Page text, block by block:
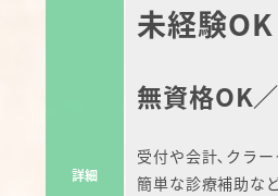
詳細
未経験
無資格OK
受付や会計､クラ
簡単な診療補助な